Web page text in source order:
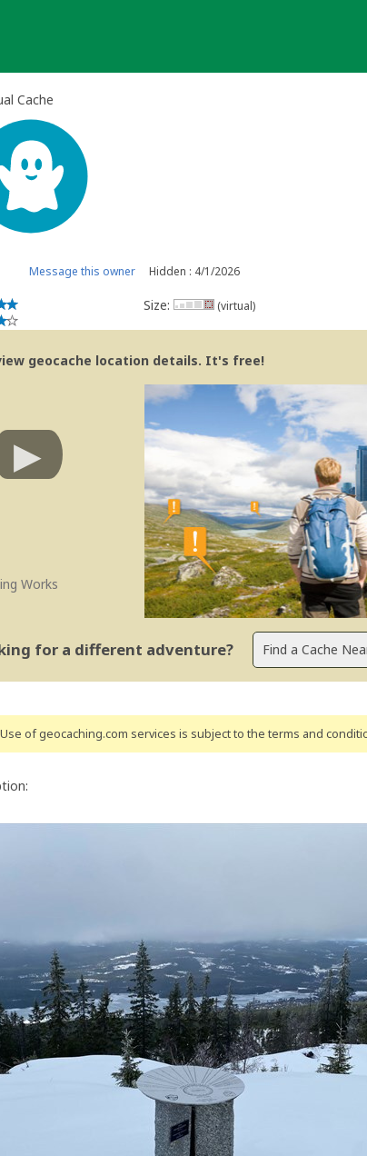
Cache
Message this owner Hidden : 4/1/2026
Size: (virtual)
geocache location details. It's free!
Works
for a different adventure?
of geocaching.com services is subject to the terms and